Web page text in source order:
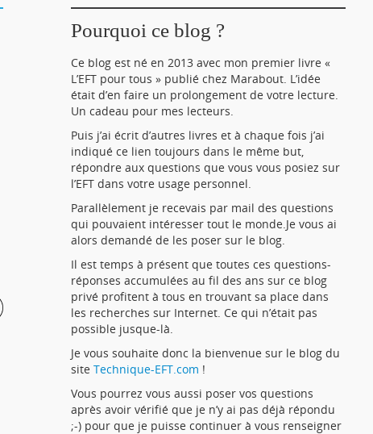
Pourquoi ce blog ?
Ce blog est né en 2013 avec mon premier livre «
L’EFT pour tous » publié chez Marabout. L’idée
était d’en faire un prolongement de votre lecture.
Un cadeau pour mes lecteurs.
Puis j’ai écrit d’autres livres et à chaque fois j’ai
indiqué ce lien toujours dans le même but,
répondre aux questions que vous vous posiez sur
l’EFT dans votre usage personnel.
Parallèlement je recevais par mail des questions
qui pouvaient intéresser tout le monde.Je vous ai
alors demandé de les poser sur le blog.
Il est temps à présent que toutes ces questions-
réponses accumulées au fil des ans sur ce blog
privé profitent à tous en trouvant sa place dans
les recherches sur Internet. Ce qui n’était pas
possible jusque-là.
Je vous souhaite donc la bienvenue sur le blog du
siteTechnique-EFT.com !
Vous pourrez vous aussi poser vos questions
après avoir vérifié que je n’y ai pas déjà répondu
;-) pour que je puisse continuer à vous renseigner